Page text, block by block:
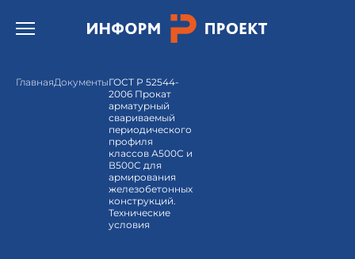
Открыть бургер меню.
ГлавнаяДокументыГОСТ Р 52544-
2006 Прокат
арматурный
свариваемый
периодического
профиля
классов А500С и
В500С для
армирования
железобетонных
конструкций.
Технические
условия